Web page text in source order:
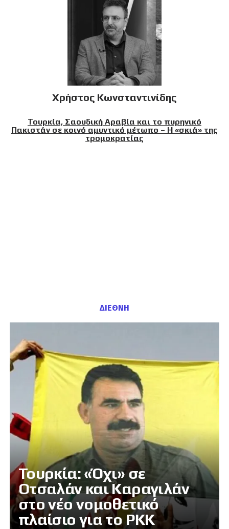
Χρήστος Κωνσταντινίδης
Τουρκία, Σαουδική Αραβία και το πυρηνικό
Πακιστάν σε κοινό αμυντικό μέτωπο – Η «σκιά» της
τρομοκρατίας
ΔΙΕΘΝΗ
Τουρκία: «Όχι» σε
Οτσαλάν και Καραγιλάν
στο νέο νομοθετικό
πλαίσιο για το PKK